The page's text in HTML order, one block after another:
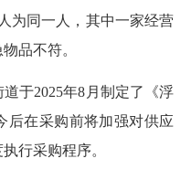
为同一人，其中一家经营
品不符。
于2025年8月制定了《浮
后在采购前将加强对供应
行采购程序。